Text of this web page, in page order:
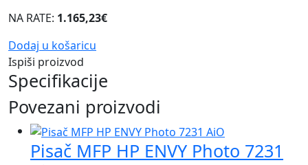
NA RATE: 1.165,23€
Dodaj u košaricu
Ispiši proizvod
Specifikacije
Povezani proizvodi
Pisač MFP HP ENVY Photo 7231